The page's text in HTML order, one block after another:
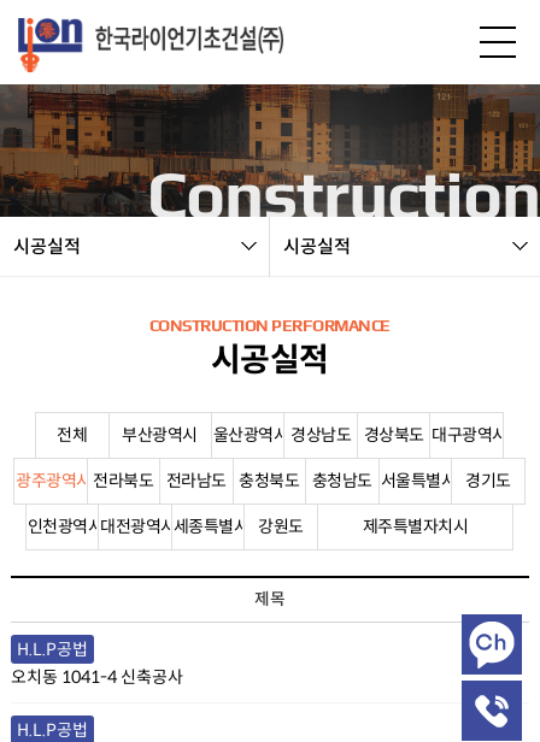
Construction
시공실적 시공실적
CONSTRUCTION PERFORMANCE
시공실적
전체 부산광역시 울산광역시 경상남도 경상북도 대구광역시
광주광역시 전라북도 전라남도 충청북도 충청남도 서울특별시 경기도
인천광역시대전광역시세종특별시 강원도 제주특별자치시
제목
H.L.P공법
오치동 1041-4 신축공사
H.L.P공법